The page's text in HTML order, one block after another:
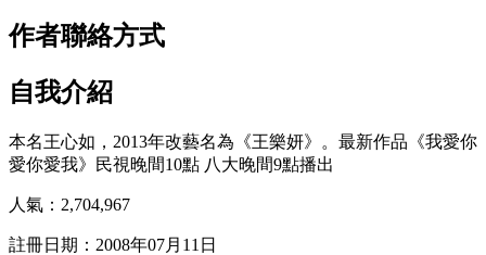
作者聯絡方式
自我介紹
本名王心如，2013年改藝名為《王樂妍》。最新作品《我愛你
愛你愛我》民視晚間10點 八大晚間9點播出
人氣： 2,704,967
註冊日期： 2008年07月11日